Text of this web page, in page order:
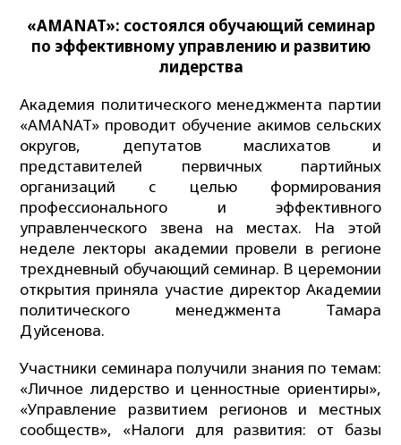
«AMANAT»: состоялся обучающий семинар
по эффективному управлению и развитию
лидерства
Академия политического менеджмента партии
«AMANAT» проводит обучение акимов сельских
округов, депутатов маслихатов и
представителей первичных партийных
организаций с целью формирования
профессионального и эффективного
управленческого звена на местах. На этой
неделе лекторы академии провели в регионе
трехдневный обучающий семинар. В церемонии
открытия приняла участие директор Академии
политического менеджмента Тамара
Дуйсенова.
Участники семинара получили знания по темам:
«Личное лидерство и ценностные ориентиры»,
«Управление развитием регионов и местных
сообществ», «Налоги для развития: от базы